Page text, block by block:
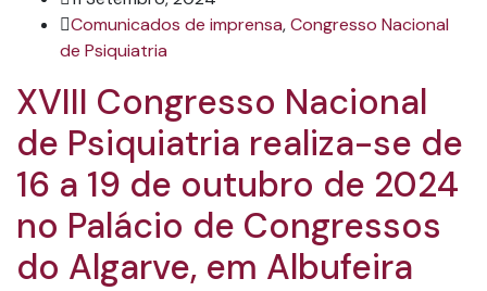
Comunicados de imprensa,Congresso Nacional
de Psiquiatria
XVIII Congresso Nacional
de Psiquiatria realiza-se de
16 a 19 de outubro de 2024
no Palácio de Congressos
do Algarve, em Albufeira